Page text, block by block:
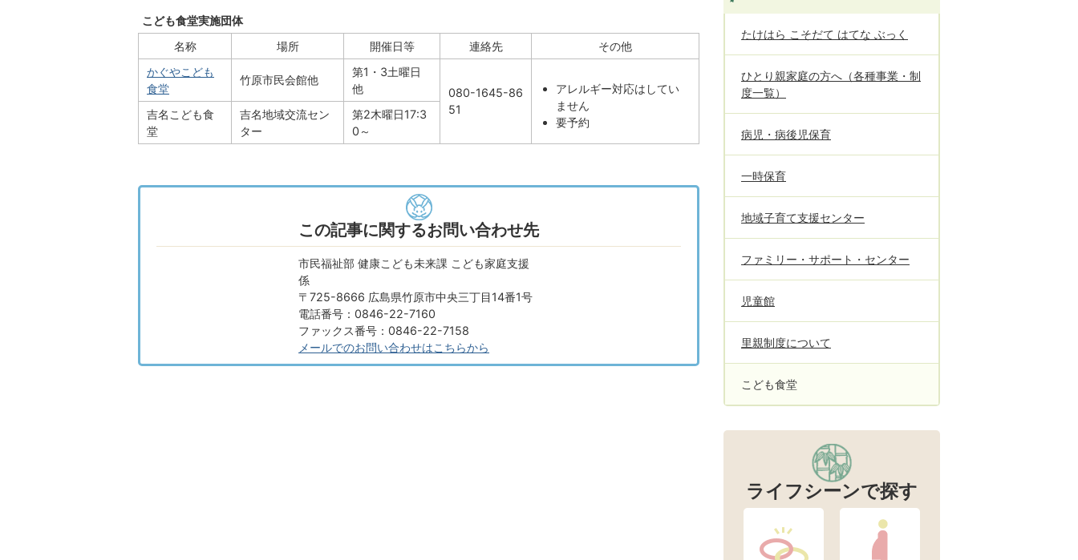
こども食堂実施団体
名称
場所 開催日等 連絡先
その他
かぐやこども
食堂
竹原市民会館他
第1・3土曜日
他
080-1645-86
51
アレルギー対応はしてい
ません
要予約
吉名こども食
堂
吉名地域交流セン
ター
第2木曜日17:3
0～
この記事に関するお問い合わせ先
市民福祉部 健康こども未来課 こども家庭支援
係
〒725-8666 広島県竹原市中央三丁目14番1号
電話番号：0846-22-7160
ファックス番号：0846-22-7158
メールでのお問い合わせはこちらから
たけはら こそだて はてな ぶっく
ひとり親家庭の方へ（各種事業・制
度一覧）
病児・病後児保育
一時保育
地域子育て支援センター
ファミリー・サポート・センター
児童館
里親制度について
こども食堂
ライフシーンで探す